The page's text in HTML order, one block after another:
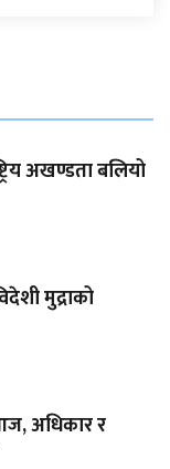
अखण्डता बलियो
मुद्राको
अधिकार र